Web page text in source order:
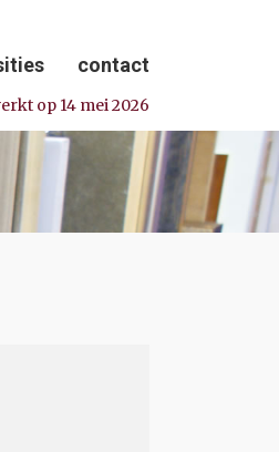
op 14 mei 2026
contact